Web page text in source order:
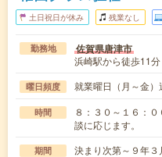
土日祝日が休み 残業なし
勤務地 佐賀県唐津市
浜崎駅から徒歩11分
曜日頻度 就業曜日（月～金）
時間
８：３０～１６：
談に応じます。
期間
決まり次第～９年